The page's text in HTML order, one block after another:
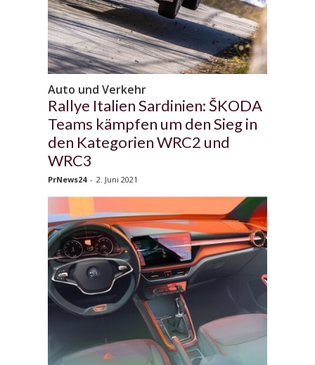
Auto und Verkehr
Rallye Italien Sardinien: ŠKODA
Teams kämpfen um den Sieg in
den Kategorien WRC2 und
WRC3
PrNews24 - 2. Juni 2021